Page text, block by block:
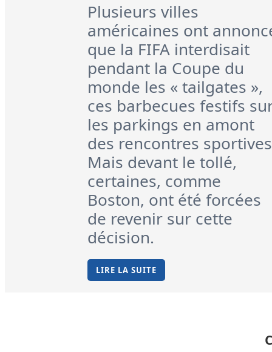
Plusieurs villes
américaines ont
que la FIFA interdisait
pendant la Coupe du
monde les « tailgates »,
ces barbecues festifs
les parkings en amont
des rencontres
Mais devant le tollé,
certaines, comme
Boston, ont été forcées
de revenir sur cette
décision.
LIRE LA SUITE